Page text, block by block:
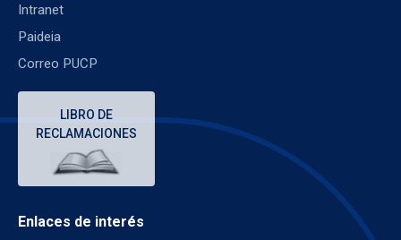
Intranet
Paideia
Correo PUCP
LIBRO DE
RECLAMACIONES
Enlaces de interés